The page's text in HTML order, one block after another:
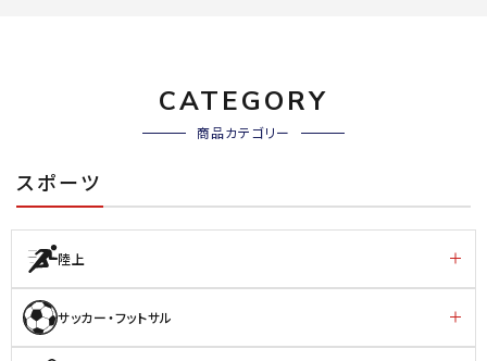
CATEGORY
商品カテゴリー
スポーツ
陸上
サッカー・フットサル